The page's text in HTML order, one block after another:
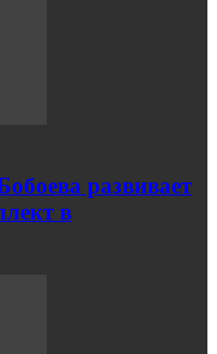
развивает
в